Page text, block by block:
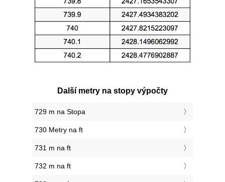
Další metry na stopy výpočty
729 m na Stopa
730 Metry na ft
731 m na ft
732 m na ft